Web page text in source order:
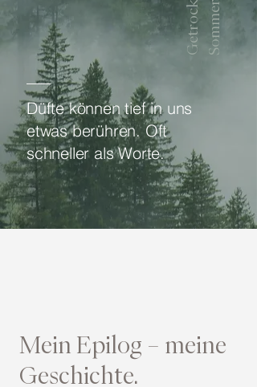
Düfte können tief in uns
etwas berühren. Oft
schneller als Worte.
Mein Epilog – meine
Geschichte.